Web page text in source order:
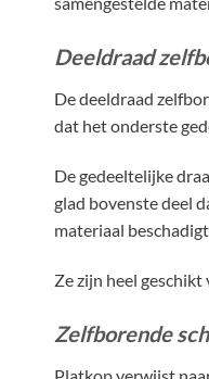
Deeldraad
De deeldraad
dat het onderste
De gedeeltelijke
glad bovenste deel
materiaal
Ze zijn heel
Zelfborende
Platkop verwijst